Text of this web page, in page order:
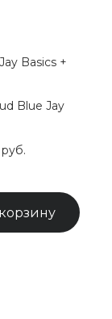
Basics +
Blue Jay